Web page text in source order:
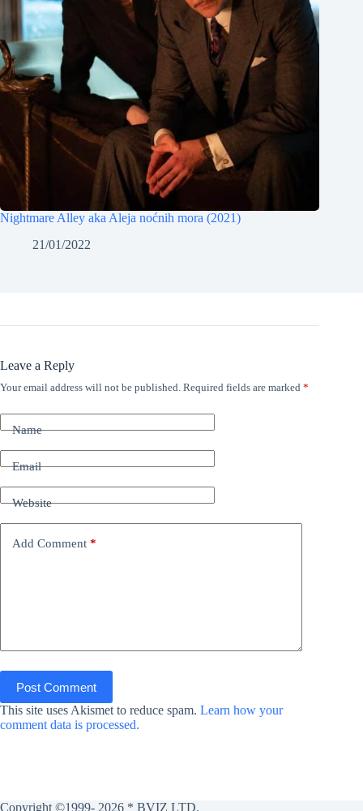
Nightmare Alley aka Aleja noćnih mora (2021)
21/01/2022
Leave a Reply
Your email address will not be published. Required fields are marked *
Name
Email
Website
Add Comment *
Post Comment
This site uses Akismet to reduce spam. Learn how your
comment data is processed.
Copyright ©1999- 2026 * BVIZ LTD.